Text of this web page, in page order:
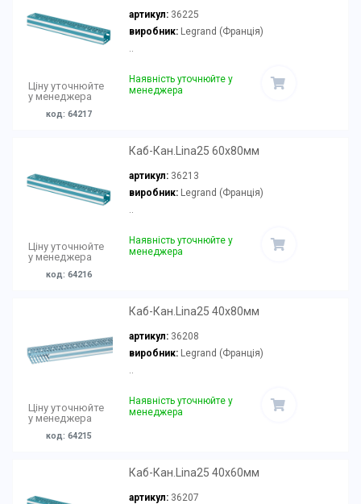
Ціну уточнюйте
у менеджера
код: 64217
артикул: 36225
виробник:Legrand (Франція)
..
Наявність уточнюйте у
менеджера
Ціну уточнюйте
у менеджера
код: 64216
Каб-Кан.Lina25 60х80мм
артикул: 36213
виробник:Legrand (Франція)
Наявність уточнюйте у
менеджера
Ціну уточнюйте
у менеджера
код: 64215
Каб-Кан.Lina25 40х80мм
артикул: 36208
виробник:Legrand (Франція)
..
Наявність уточнюйте у
менеджера
Каб-Кан.Lina25 40х60мм
артикул: 36207